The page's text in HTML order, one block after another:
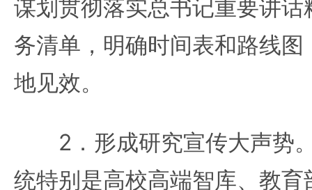
谋划贯彻落实总书记重要讲
务清单，明确时间表和路线
地见效。
2．形成研究宣传大声势
统特别是高校高端智库、教